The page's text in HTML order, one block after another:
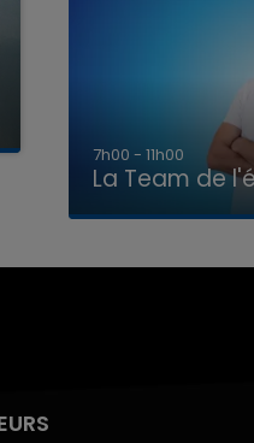
7h00 - 11h00
La Team de